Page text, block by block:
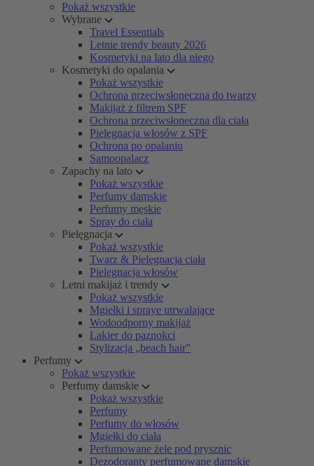
Pokaż wszystkie
Wybrane
Travel Essentials
Letnie trendy beauty 2026
Kosmetyki na lato dla niego
Kosmetyki do opalania
Pokaż wszystkie
Ochrona przeciwsłoneczna do twarzy
Makijaż z filtrem SPF
Ochrona przeciwsłoneczna dla ciała
Pielęgnacja włosów z SPF
Ochrona po opalaniu
Samoopalacz
Zapachy na lato
Pokaż wszystkie
Perfumy damskie
Perfumy męskie
Spray do ciała
Pielęgnacja
Pokaż wszystkie
Twarz & Pielęgnacja ciała
Pielęgnacja włosów
Letni makijaż i trendy
Pokaż wszystkie
Mgiełki i spraye utrwalające
Wodoodporny makijaż
Lakier do paznokci
Stylizacja „beach hair”
Perfumy
Pokaż wszystkie
Perfumy damskie
Pokaż wszystkie
Perfumy
Perfumy do włosów
Mgiełki do ciała
Perfumowane żele pod prysznic
Dezodoranty perfumowane damskie